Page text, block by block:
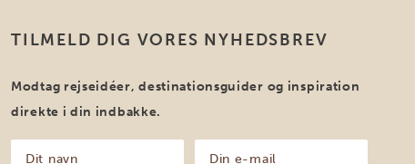
TILMELD DIG VORES NYHEDSBREV
Modtag rejseidéer, destinationsguider og inspiration
direkte i din indbakke.